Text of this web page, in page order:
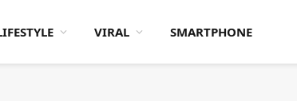
VIRAL SMARTPHONE